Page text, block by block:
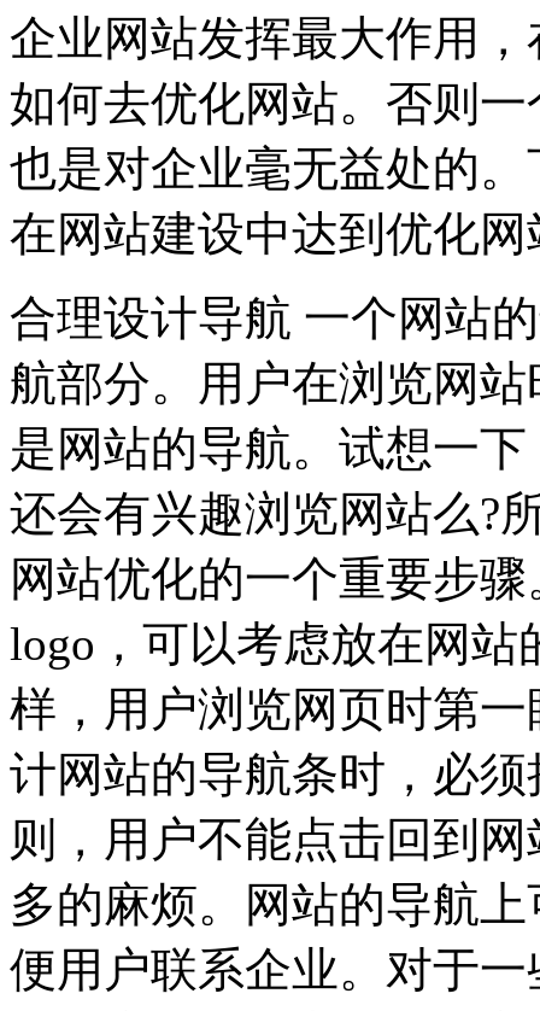
企业网站发挥最大作用
如何去优化网站。否则
也是对企业毫无益处的
在网站建设中达到优化
合理设计导航 一个网站
航部分。用户在浏览网
是网站的导航。试想一
还会有兴趣浏览网站么?
网站优化的一个重要步
logo，可以考虑放在网
样，用户浏览网页时第
计网站的导航条时，必
则，用户不能点击回到
多的麻烦。网站的导航
便用户联系企业。对于